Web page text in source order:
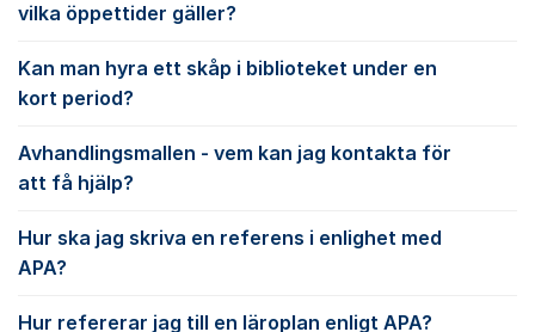
vilka öppettider gäller?
Kan man hyra ett skåp i biblioteket under en
kort period?
Avhandlingsmallen - vem kan jag kontakta för
att få hjälp?
Hur ska jag skriva en referens i enlighet med
APA?
Hur refererar jag till en läroplan enligt APA?